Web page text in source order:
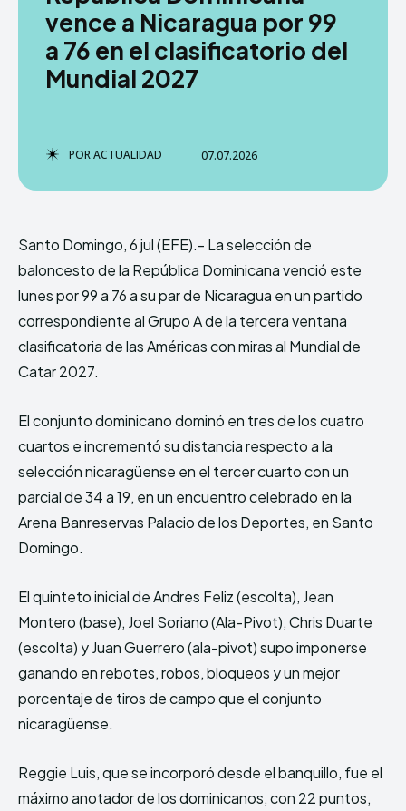
TERMS & CONDITIONS
EchoVerse
Comparte esto:
Facebook X
TERMS & CONDITIONS
EchoVerse
Comparte esto:
Facebook X
vence a Nicaragua por 99
a 76 en el clasificatorio del
Mundial 2027
PORACTUALIDAD 07.07.2026
Santo Domingo, 6 jul (EFE).- La selección de
baloncesto de la República Dominicana venció este
lunes por 99 a 76 a su par de Nicaragua en un partido
correspondiente al Grupo A de la tercera ventana
clasificatoria de las Américas con miras al Mundial de
Catar 2027.
El conjunto dominicano dominó en tres de los cuatro
cuartos e incrementó su distancia respecto a la
selección nicaragüense en el tercer cuarto con un
parcial de 34 a 19, en un encuentro celebrado en la
Arena Banreservas Palacio de los Deportes, en Santo
Domingo.
El quinteto inicial de Andres Feliz (escolta), Jean
Montero (base), Joel Soriano (Ala-Pivot), Chris Duarte
(escolta) y Juan Guerrero (ala-pivot) supo imponerse
ganando en rebotes, robos, bloqueos y un mejor
porcentaje de tiros de campo que el conjunto
nicaragüense.
Reggie Luis, que se incorporó desde el banquillo, fue el
máximo anotador de los dominicanos, con 22 puntos,